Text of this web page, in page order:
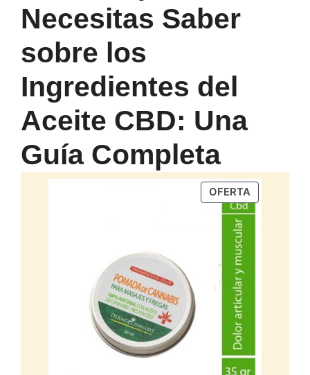
Necesitas Saber
sobre los
Ingredientes del
Aceite CBD: Una
Guía Completa
OFERTAPRODUCTO
EN